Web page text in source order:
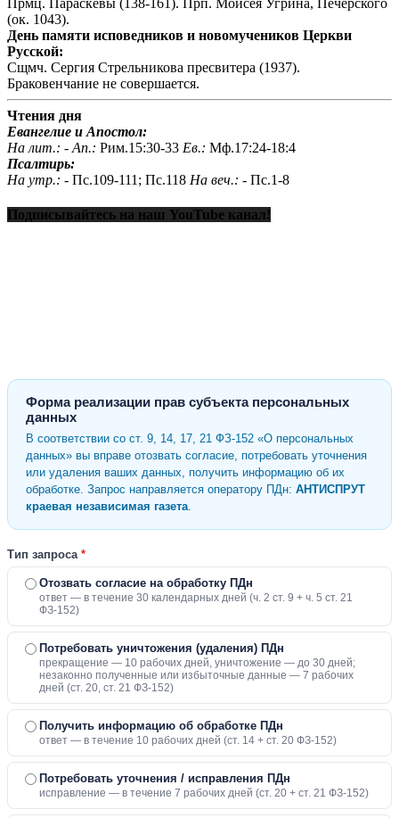
Прмц. Параскевы (138-161). Прп. Моисея Угрина, Печерского
(ок. 1043).
День памяти исповедников и новомучеников Церкви
Русской:
Сщмч. Сергия Стрельникова пресвитера (1937).
Браковенчание не совершается.
Чтения дня
Евангелие и Апостол:
На лит.: - Ап.: Рим.15:30-33 Ев.: Мф.17:24-18:4
Псалтирь:
На утр.: - Пс.109-111; Пс.118 На веч.: - Пс.1-8
Подписывайтесь на наш YouTube канал!
Форма реализации прав субъекта персональных
данных
В соответствии со ст. 9, 14, 17, 21 ФЗ-152 «О персональных
данных» вы вправе отозвать согласие, потребовать уточнения
или удаления ваших данных, получить информацию об их
обработке. Запрос направляется оператору ПДн: АНТИСПРУТ
краевая независимая газета.
Тип запроса *
Отозвать согласие на обработку ПДн
ответ — в течение 30 календарных дней (ч. 2 ст. 9 + ч. 5 ст. 21
ФЗ-152)
Потребовать уничтожения (удаления) ПДн
прекращение — 10 рабочих дней, уничтожение — до 30 дней;
незаконно полученные или избыточные данные — 7 рабочих
дней (ст. 20, ст. 21 ФЗ-152)
Получить информацию об обработке ПДн
ответ — в течение 10 рабочих дней (ст. 14 + ст. 20 ФЗ-152)
Потребовать уточнения / исправления ПДн
исправление — в течение 7 рабочих дней (ст. 20 + ст. 21 ФЗ-152)